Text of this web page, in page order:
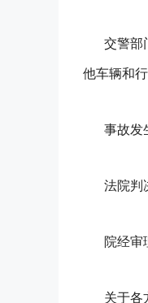
交警部
他车辆和
事故发
法院判
院经审
关于各